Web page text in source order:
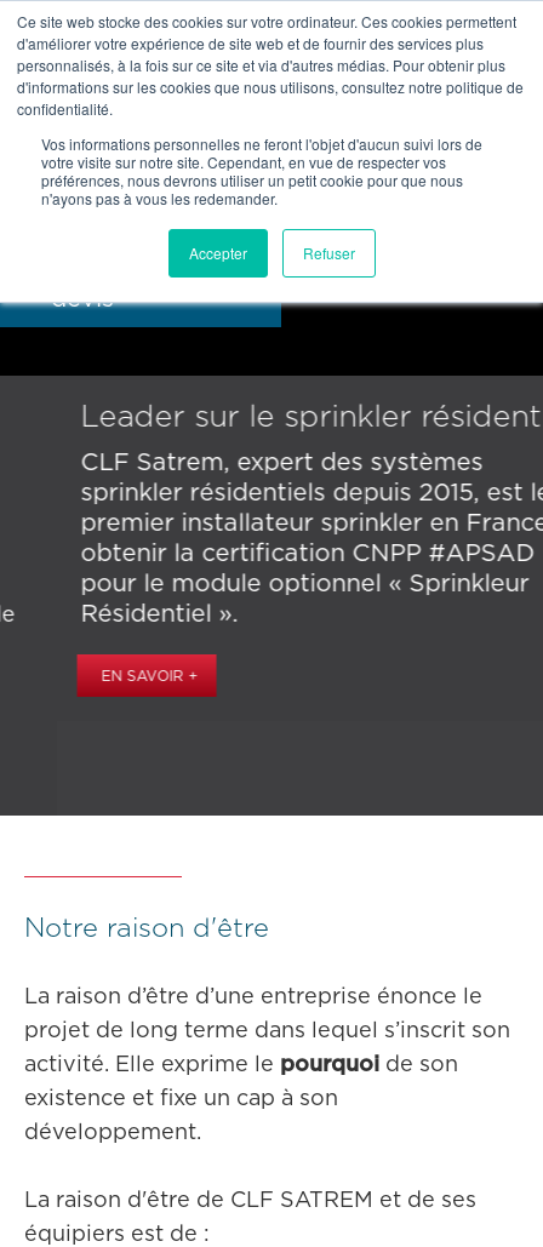
Ce site web stocke des cookies sur votre ordinateur. Ces cookies permettent
d'améliorer votre expérience de site web et de fournir des services plus
personnalisés, à la fois sur ce site et via d'autres médias. Pour obtenir plus
d'informations sur les cookies que nous utilisons, consultez notre politique de
confidentialité.
Vos informations personnelles ne feront l'objet d'aucun suivi lors de
votre visite sur notre site. Cependant, en vue de respecter vos
préférences, nous devrons utiliser un petit cookie pour que nous
n'ayons pas à vous les redemander.
Accepter Refuser
NOTRE RÉSEAU

Être rappelé par
Télécharger notre
plaquette
Demander un
devis
Leader sur le sprinkler résidentiel
CLF Satrem, expert des systèmes
sprinkler résidentiels depuis 2015, est le
premier installateur sprinkler en France à
obtenir la certification CNPP #APSAD
pour le module optionnel « Sprinkleur
Résidentiel ».
EN SAVOIR +
Notre raison d'être
La raison d’être d’une entreprise énonce le
projet de long terme dans lequel s’inscrit son
activité. Elle exprime le pourquoi de son
existence et fixe un cap à son
développement.
La raison d'être de CLF SATREM et de ses
équipiers est de :